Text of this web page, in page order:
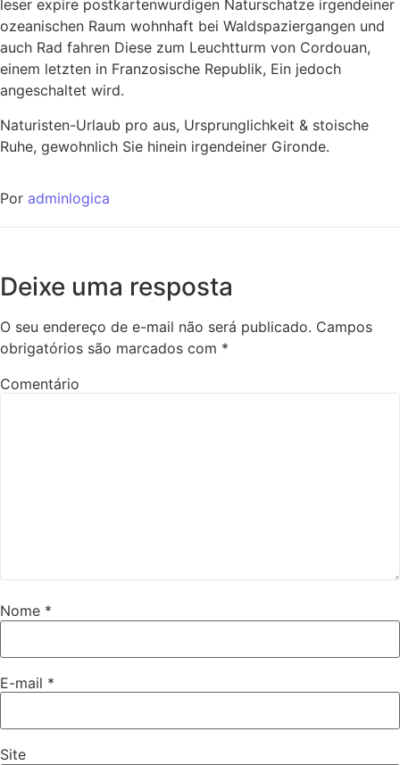
leser expire postkartenwurdigen Naturschatze irgendeiner
ozeanischen Raum wohnhaft bei Waldspaziergangen und
auch Rad fahren Diese zum Leuchtturm von Cordouan,
einem letzten in Franzosische Republik, Ein jedoch
angeschaltet wird.
Naturisten-Urlaub pro aus, Ursprunglichkeit & stoische
Ruhe, gewohnlich Sie hinein irgendeiner Gironde.
Por adminlogica
Deixe uma resposta
O seu endereço de e-mail não será publicado. Campos
obrigatórios são marcados com *
Comentário
Nome *
E-mail *
Site